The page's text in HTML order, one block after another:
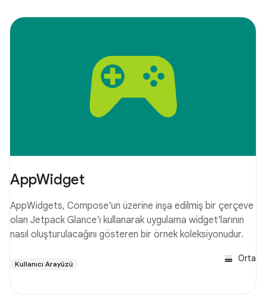
AppWidget
AppWidgets, Compose'un üzerine inşa edilmiş bir çerçeve
olan Jetpack Glance'ı kullanarak uygulama widget'larının
nasıl oluşturulacağını gösteren bir örnek koleksiyonudur.
Kullanıcı Arayüzü
Orta